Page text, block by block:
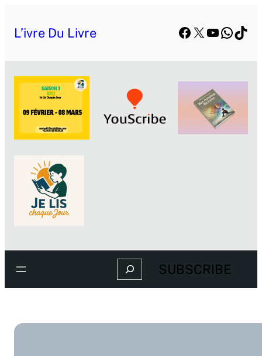
L’ivre Du Livre Facebook
X YouTube
Search SUBSCRIBE